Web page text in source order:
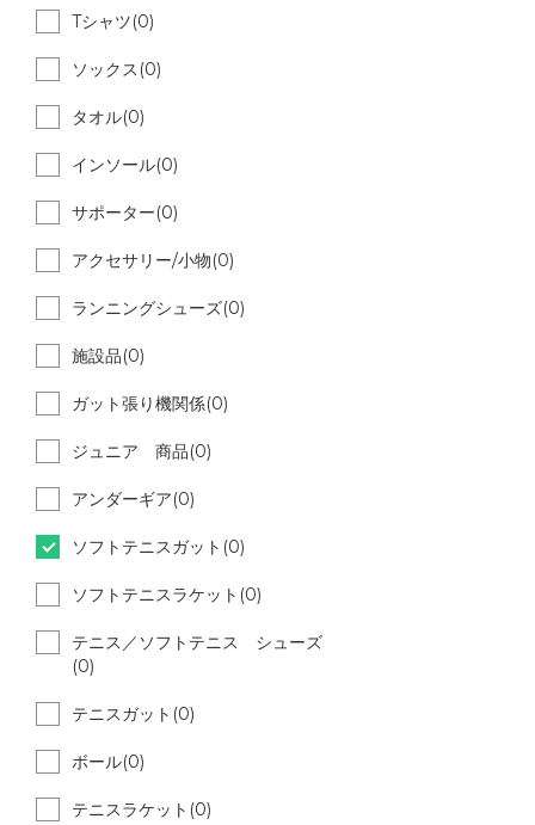
Tシャツ(0)
ソックス(0)
タオル(0)
インソール(0)
サポーター(0)
アクセサリー/小物(0)
ランニングシューズ(0)
施設品(0)
ガット張り機関係(0)
ジュニア 商品(0)
アンダーギア(0)
ソフトテニスガット(0)
ソフトテニスラケット(0)
テニス／ソフトテニス シューズ
(0)
テニスガット(0)
ボール(0)
テニスラケット(0)